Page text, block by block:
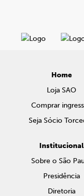
Home
Loja SAO
Comprar
Seja Sócio
Institucional
Sobre o São
Presidência
Diretoria